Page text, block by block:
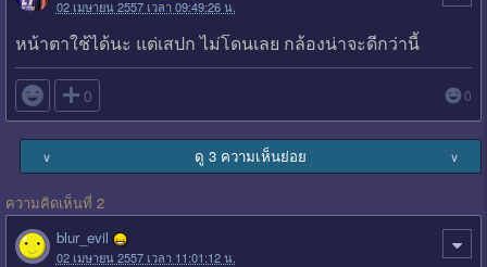
02 เมษายน 2557 เวลา 09:49:26 น.
หน้าตาใช้ได้นะ แต่เสปก ไม่โดนเลย กล้องน่าจะดีกว่านี้
 0 0
∨ ดู 3 ความเห็นย่อย ∨
ความคิดเห็นที่ 2
blur_evil
02 เมษายน 2557 เวลา 11:01:12 น.